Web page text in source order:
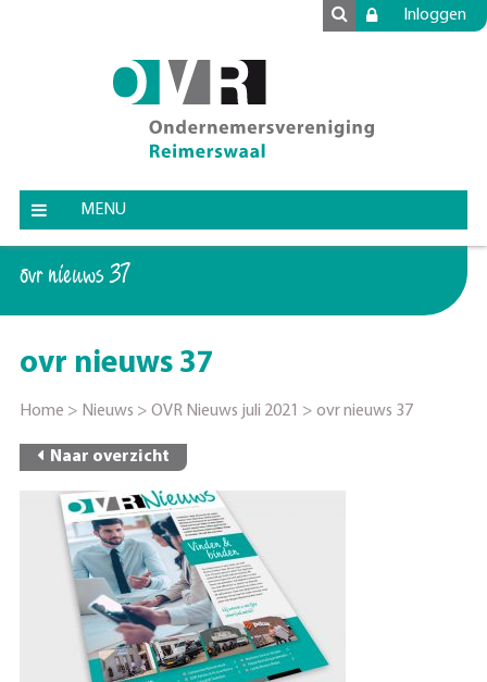
Inloggen
MENU
ovr nieuws 37
ovr nieuws 37
Home > Nieuws > OVR Nieuws juli 2021 > ovr nieuws 37
Naar overzicht